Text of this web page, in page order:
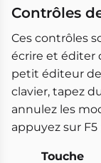
Contrôles
Ces contrôles
écrire et éditer
petit éditeur de
clavier, tapez
annulez les
appuyez sur
Touche